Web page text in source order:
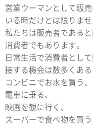
営業ウーマンとして販
いる時だけとは限りませ
私たちは販売者である
消費者でもあります。
日常生活で消費者とし
接する機会は数多くある
コンビニでお水を買う、
電車に乗る、
映画を観に行く、
スーパーで食べ物を買う